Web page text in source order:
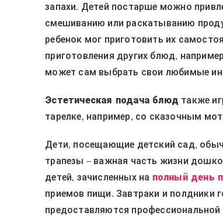
запахи. Детей постарше можно
смешиванию или раскатыванию
ребенок мог приготовить их
приготовления других блюд,
может сам выбрать свои любимые
Эстетическая подача блюд также
тарелке, например, со сказочным
Дети, посещающие детский сад,
трапезы – важная часть жизни
детей, зачисленных на полный день
приемов пищи. Завтраки и полдники
предоставляются